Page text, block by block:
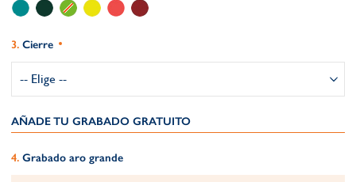
Cierre
AÑADE TU GRABADO GRATUITO​
Grabado aro grande